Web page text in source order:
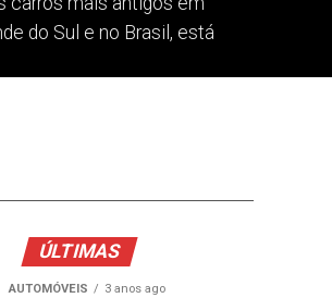
do Sul e no Brasil, está
ÚLTIMAS
AUTOMÓVEIS 3 anos ago